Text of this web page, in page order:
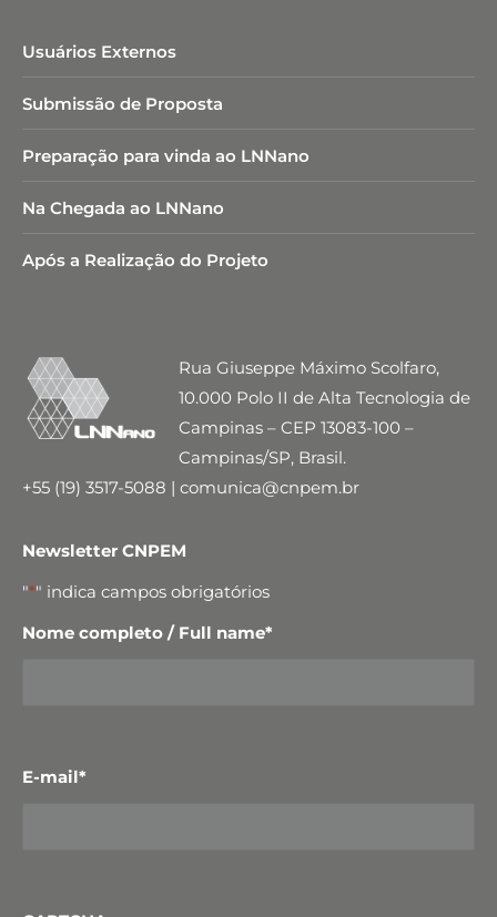
Usuários Externos
Submissão de Proposta
Preparação para vinda ao LNNano
Na Chegada ao LNNano
Após a Realização do Projeto
Rua Giuseppe Máximo Scolfaro,
10.000 Polo II de Alta Tecnologia de
Campinas – CEP 13083-100 –
Campinas/SP, Brasil.
+55 (19) 3517-5088 | comunica@cnpem.br
Newsletter CNPEM
"*" indica campos obrigatórios
Nome completo / Full name*
E-mail*